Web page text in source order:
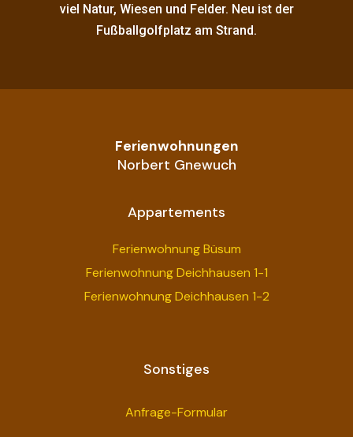
viel Natur, Wiesen und Felder. Neu ist der
Fußballgolfplatz am Strand.
Ferienwohnungen
Norbert Gnewuch
Appartements
Ferienwohnung Büsum
Ferienwohnung Deichhausen 1-1
Ferienwohnung Deichhausen 1-2
Sonstiges
Anfrage-Formular